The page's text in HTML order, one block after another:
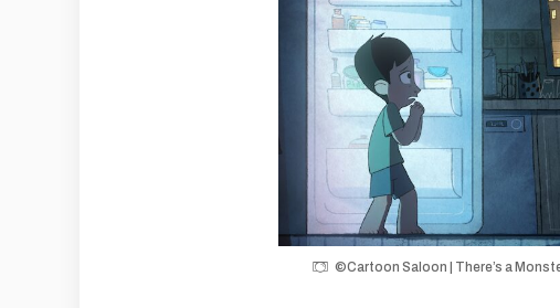
©Cartoon Saloon | There’s a